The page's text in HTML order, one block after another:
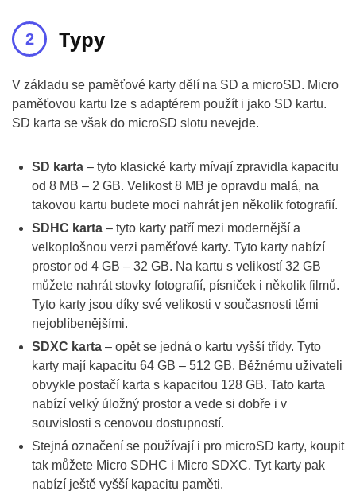
Typy
V základu se paměťové karty dělí na SD a microSD. Micro
paměťovou kartu lze s adaptérem použít i jako SD kartu.
SD karta se však do microSD slotu nevejde.
SD karta – tyto klasické karty mívají zpravidla kapacitu
od 8 MB – 2 GB. Velikost 8 MB je opravdu malá, na
takovou kartu budete moci nahrát jen několik fotografií.
SDHC karta – tyto karty patří mezi modernější a
velkoplošnou verzi paměťové karty. Tyto karty nabízí
prostor od 4 GB – 32 GB. Na kartu s velikostí 32 GB
můžete nahrát stovky fotografií, písniček i několik filmů.
Tyto karty jsou díky své velikosti v současnosti těmi
nejoblíbenějšími.
SDXC karta – opět se jedná o kartu vyšší třídy. Tyto
karty mají kapacitu 64 GB – 512 GB. Běžnému uživateli
obvykle postačí karta s kapacitou 128 GB. Tato karta
nabízí velký úložný prostor a vede si dobře i v
souvislosti s cenovou dostupností.
Stejná označení se používají i pro microSD karty, koupit
tak můžete Micro SDHC i Micro SDXC. Tyt karty pak
nabízí ještě vyšší kapacitu paměti.